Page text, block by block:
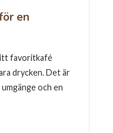
en
favoritkafé
drycken. Det är
och en